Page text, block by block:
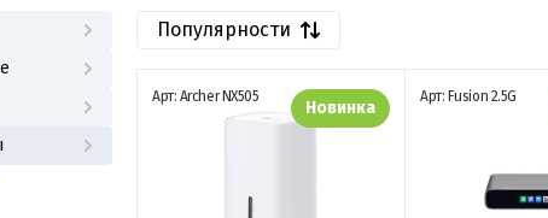
Популярности
Арт: Archer NX505
Новинка
Арт: Fusion 2.5G